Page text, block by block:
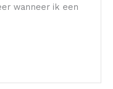
wanneer ik een